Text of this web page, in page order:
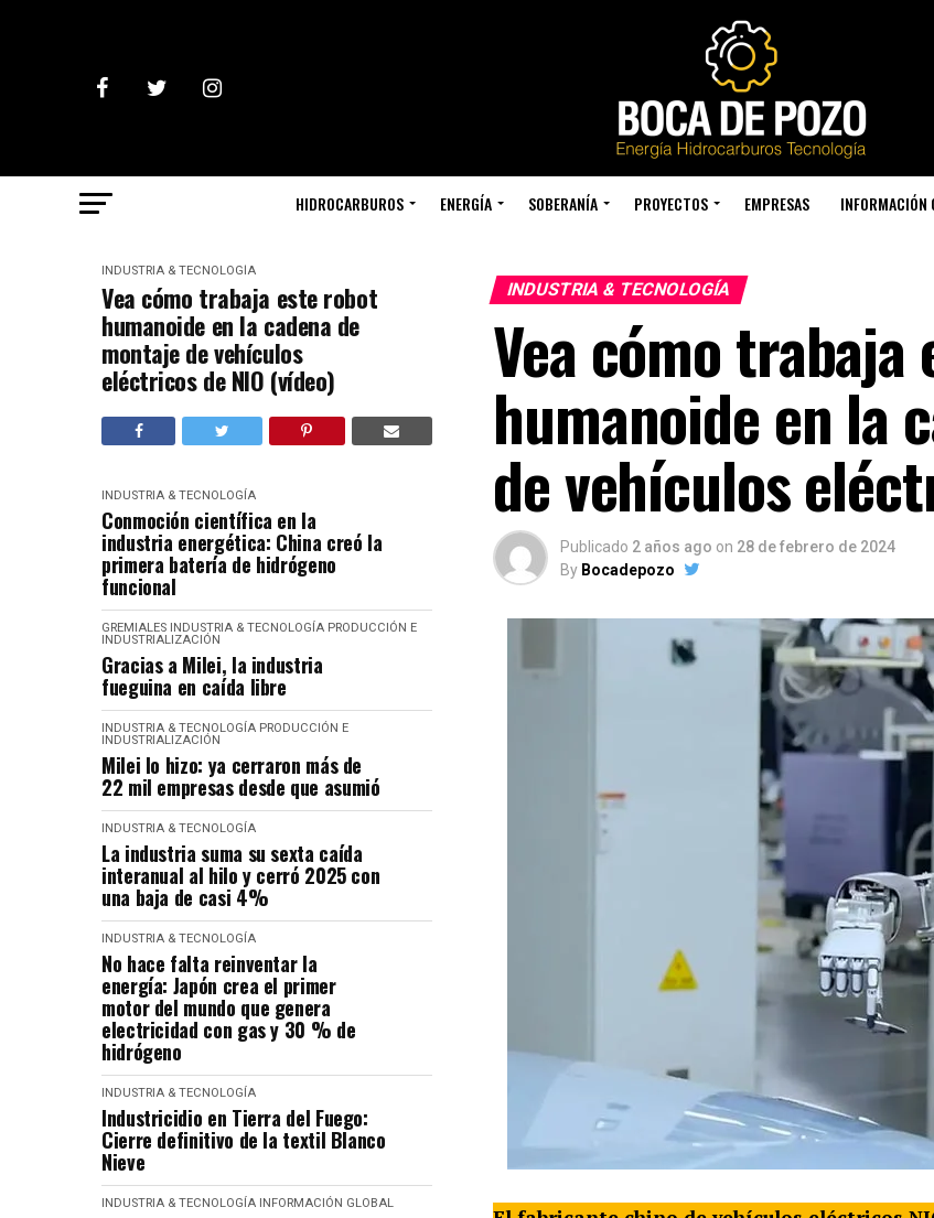
HIDROCARBUROS ENERGÍA SOBERANÍA PROYECTOS EMPRESAS INFORMACIÓN
INDUSTRIA & TECNOLOGÍA
Vea cómo trabaja este robot
humanoide en la cadena de
montaje de vehículos
eléctricos de NIO (vídeo)
INDUSTRIA & TECNOLOGÍA
Conmoción científica en la
industria energética: China creó la
primera batería de hidrógeno
funcional
GREMIALES INDUSTRIA & TECNOLOGÍA PRODUCCIÓN E
INDUSTRIALIZACIÓN
Gracias a Milei, la industria
fueguina en caída libre
INDUSTRIA & TECNOLOGÍA PRODUCCIÓN E
INDUSTRIALIZACIÓN
Milei lo hizo: ya cerraron más de
22 mil empresas desde que asumió
INDUSTRIA & TECNOLOGÍA
La industria suma su sexta caída
interanual al hilo y cerró 2025 con
una baja de casi 4%
INDUSTRIA & TECNOLOGÍA
No hace falta reinventar la
energía: Japón crea el primer
motor del mundo que genera
electricidad con gas y 30 % de
hidrógeno
INDUSTRIA & TECNOLOGÍA
Industricidio en Tierra del Fuego:
Cierre definitivo de la textil Blanco
Nieve
INDUSTRIA & TECNOLOGÍA INFORMACIÓN GLOBAL
INDUSTRIA & TECNOLOGÍA
Vea cómo
humanoide en la
de vehículos
Publicado 2 años ago on 28 de febrero de 2024
By Bocadepozo